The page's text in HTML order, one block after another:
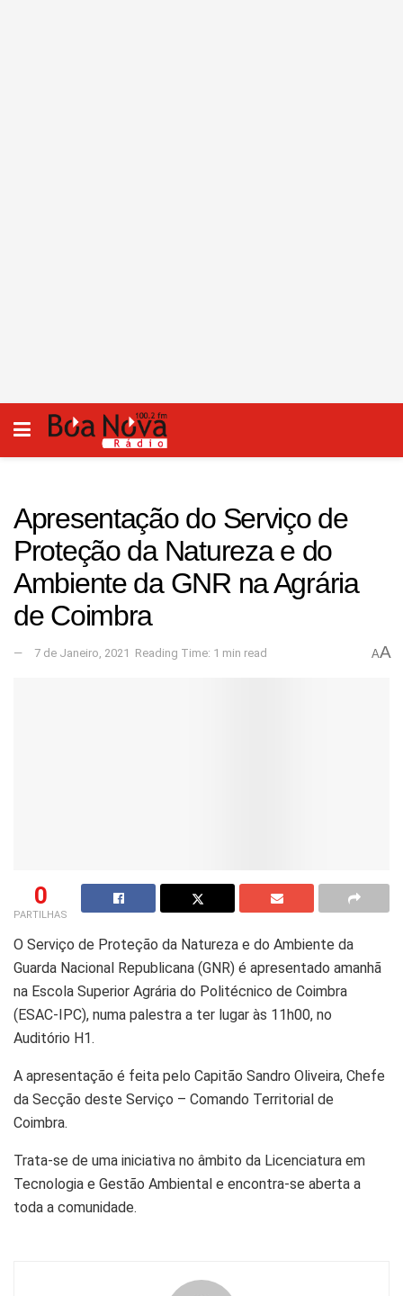
Apresentação do Serviço de
Proteção da Natureza e do
Ambiente da GNR na Agrária
de Coimbra
7 de Janeiro, 2021 Reading Time: 1 min read AA
0
PARTILHAS
O Serviço de Proteção da Natureza e do Ambiente da
Guarda Nacional Republicana (GNR) é apresentado amanhã
na Escola Superior Agrária do Politécnico de Coimbra
(ESAC-IPC), numa palestra a ter lugar às 11h00, no
Auditório H1.
A apresentação é feita pelo Capitão Sandro Oliveira, Chefe
da Secção deste Serviço – Comando Territorial de
Coimbra.
Trata-se de uma iniciativa no âmbito da Licenciatura em
Tecnologia e Gestão Ambiental e encontra-se aberta a
toda a comunidade.